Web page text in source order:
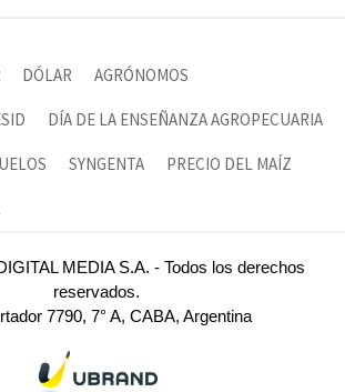
DÓLAR AGRÓNOMOS
DÍA DE LA ENSEÑANZA AGROPECUARIA
SYNGENTA PRECIO DEL MAÍZ
MEDIA S.A. - Todos los derechos
reservados.
7790, 7° A, CABA, Argentina